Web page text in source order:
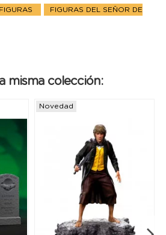
FIGURAS DEL SEÑOR DE
misma colección:
Novedad